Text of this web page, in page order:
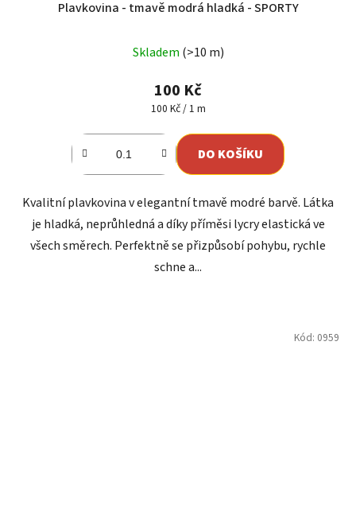
Plavkovina - tmavě modrá hladká - SPORTY
Skladem (>10 m)
100 Kč
Měrná
100 Kč / 1 m
DO KOŠÍKU
Kvalitní plavkovina v elegantní tmavě modré barvě. Látka
je hladká, neprůhledná a díky příměsi lycry elastická ve
všech směrech. Perfektně se přizpůsobí pohybu, rychle
schne a...
Kód: 0959